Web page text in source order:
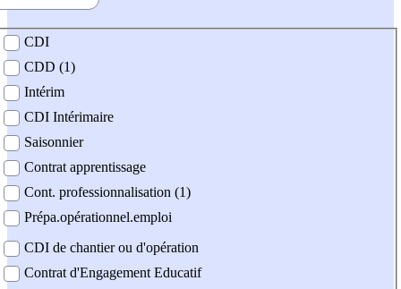
contrat
CDI
CDD (1)
Intérim
CDI Intérimaire
Saisonnier
Contrat apprentissage
Cont. professionnalisation (1)
Prépa.opérationnel.emploi
CDI de chantier ou d'opération
Contrat d'Engagement Educatif